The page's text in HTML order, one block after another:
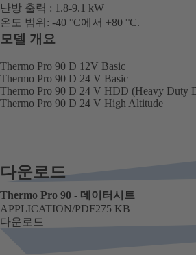
난방 출력 : 1.8-9.1 kW
온도 범위: -40 °C에서 +80 °C.
모델 개요
Thermo Pro 90 D 12V Basic
Thermo Pro 90 D 24 V Basic
Thermo Pro 90 D 24 V HDD (Heavy Duty
Thermo Pro 90 D 24 V High Altitude
다운로드
Thermo Pro 90 - 데이터시트
크기
275 KB
형식
APPLICATION/PDF
다운로드